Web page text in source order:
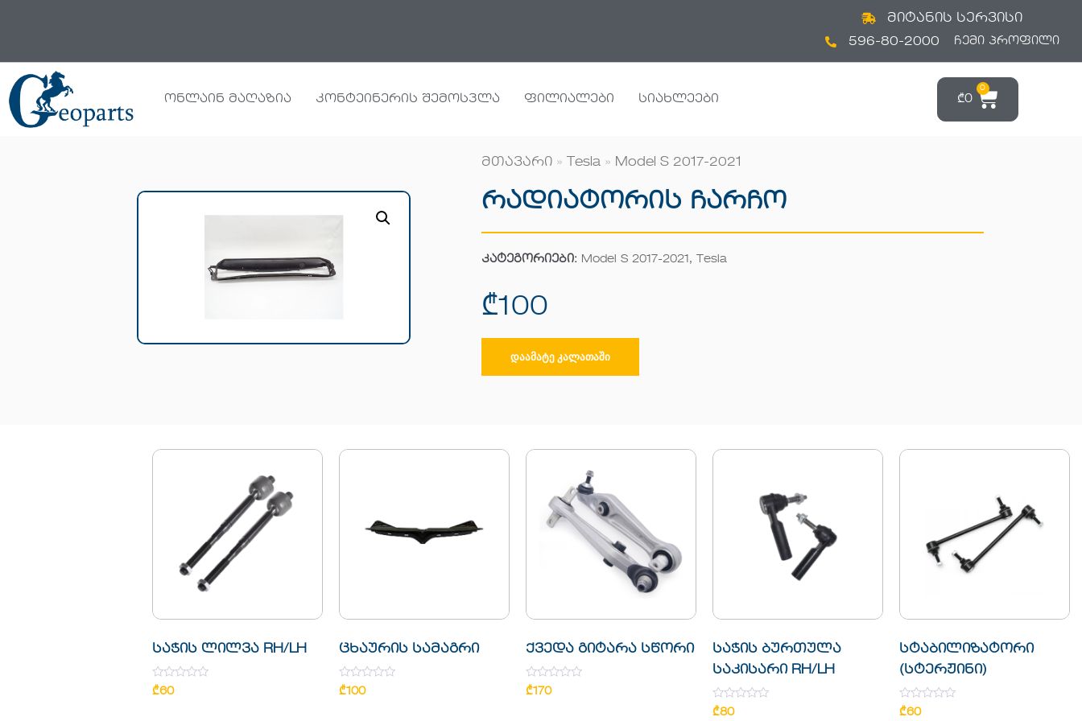
content
მიტანის სერვისი
596-80-2000
ᲩᲔᲛᲘ ᲞᲠᲝᲤᲘᲚᲘ
ონლაინ მაღაზია კონტეინერის შემოსვლა ფილიალები სიახლეები ₾0
0
მთავარი » Tesla » Model S 2017-2021
Რადიატორის Ჩარჩო
კატეგორიები: Model S 2017-2021 , Tesla
₾100
ᲓᲐᲐᲛᲐᲢᲔ ᲙᲐᲚᲐᲗᲐᲨᲘ
საჭის ლილვა RH/LH
Rated
0
₾60
ცხაურის სამაგრი
Rated
0
₾100
ქვედა გიტარა სწორი
Rated
0
₾170
საჭის ბურთულა
საკისარი RH/LH
Rated
0
₾80
სტაბილიზატორი
(სტერჟინი)
Rated
0
₾60